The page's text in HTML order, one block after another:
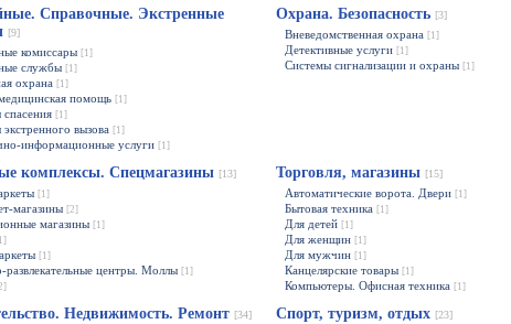
Справочные. Экстренные
[9]
комиссары[1]
службы[1]
охрана[1]
помощь[1]
[1]
вызова[1]
информационные услуги[1]
Охрана. Безопасность [3]
Вневедомственная охрана[1]
Детективные услуги[1]
Системы сигнализации и охраны[1]
комплексы. Спецмагазины [13]
[1]
магазины[2]
магазины[1]
[1]
развлекательные центры. Моллы[1]
Торговля, магазины [15]
Автоматические ворота. Двери[1]
Бытовая техника[1]
Для детей[1]
Для женщин[1]
Для мужчин[1]
Канцелярские товары[1]
Компьютеры. Офисная техника[1]
Недвижимость. Ремонт [34] Спорт, туризм, отдых [23]